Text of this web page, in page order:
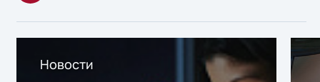
Новости